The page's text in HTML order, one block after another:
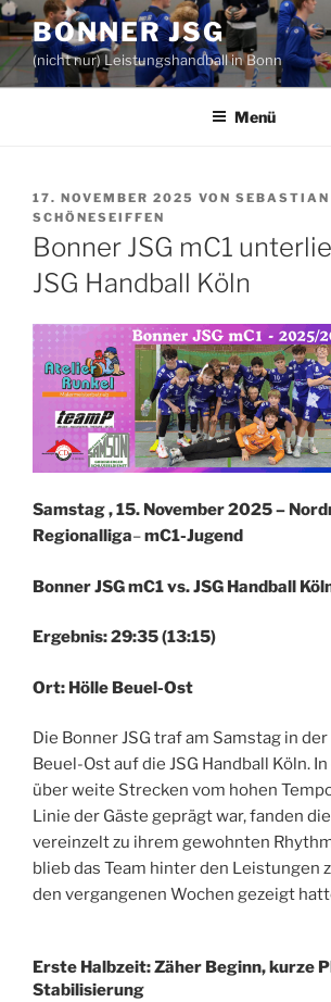
Zum
Inhalt
springen
BONNER JSG
(nicht nur) Leistungshandball in Bonn
Menü
VERÖFFENTLICHT
AM
17. NOVEMBER 2025 VON SEBASTIAN
SCHÖNESEIFFEN
Bonner JSG mC1
JSG Handball Köln
Samstag , 15. November 2025 –
Regionalliga–mC1-Jugend
Bonner JSG mC1 vs. JSG Handball
Ergebnis: 29:35 (13:15)
Ort: Hölle Beuel-Ost
Die Bonner JSG traf am Samstag in
Beuel-Ost auf die JSG Handball Köln.
über weite Strecken vom hohen
Linie der Gäste geprägt war, fanden
vereinzelt zu ihrem gewohnten
blieb das Team hinter den Leistungen
den vergangenen Wochen gezeigt
Erste Halbzeit: Zäher Beginn, kurze
Stabilisierung